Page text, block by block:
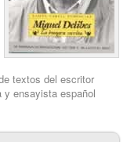
textos del escritor
y ensayista español